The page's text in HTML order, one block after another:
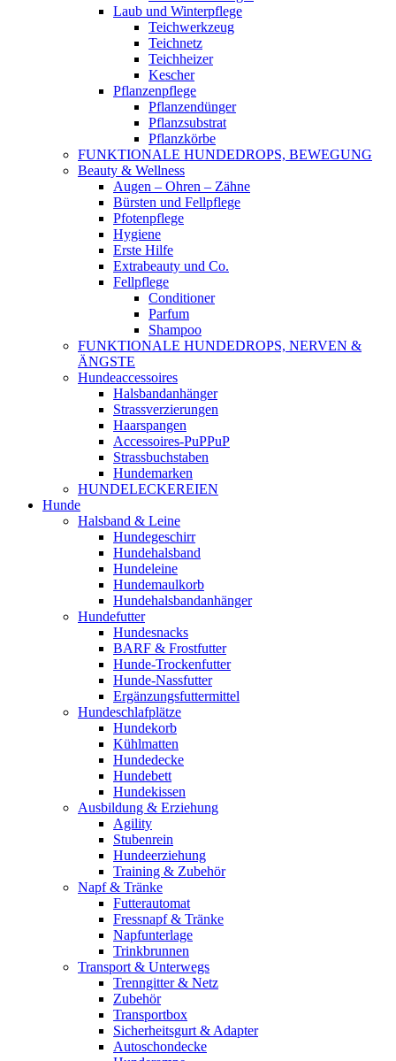
Laub und Winterpflege
Teichwerkzeug
Teichnetz
Teichheizer
Kescher
Pflanzenpflege
Pflanzendünger
Pflanzsubstrat
Pflanzkörbe
FUNKTIONALE HUNDEDROPS, BEWEGUNG
Beauty & Wellness
Augen – Ohren – Zähne
Bürsten und Fellpflege
Pfotenpflege
Hygiene
Erste Hilfe
Extrabeauty und Co.
Fellpflege
Conditioner
Parfum
Shampoo
FUNKTIONALE HUNDEDROPS, NERVEN &
ÄNGSTE
Hundeaccessoires
Halsbandanhänger
Strassverzierungen
Haarspangen
Accessoires-PuPPuP
Strassbuchstaben
Hundemarken
HUNDELECKEREIEN
Hunde
Halsband & Leine
Hundegeschirr
Hundehalsband
Hundeleine
Hundemaulkorb
Hundehalsbandanhänger
Hundefutter
Hundesnacks
BARF & Frostfutter
Hunde-Trockenfutter
Hunde-Nassfutter
Ergänzungsfuttermittel
Hundeschlafplätze
Hundekorb
Kühlmatten
Hundedecke
Hundebett
Hundekissen
Ausbildung & Erziehung
Agility
Stubenrein
Hundeerziehung
Training & Zubehör
Napf & Tränke
Futterautomat
Fressnapf & Tränke
Napfunterlage
Trinkbrunnen
Transport & Unterwegs
Trenngitter & Netz
Zubehör
Transportbox
Sicherheitsgurt & Adapter
Autoschondecke